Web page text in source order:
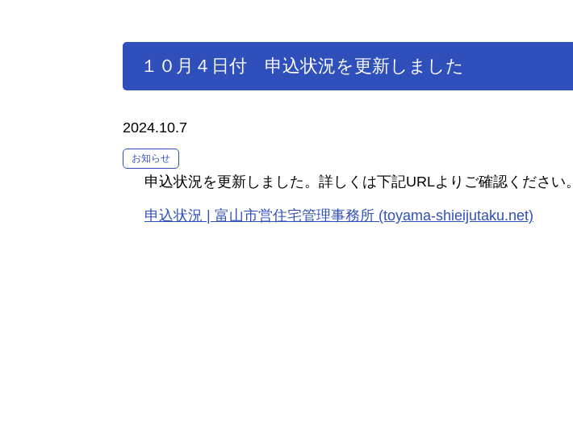
１０月４日付 申込状況を更新しました
2024.10.7
お知らせ
申込状況を更新しました。詳しくは下記URLよりご確認ください。
申込状況 | 富山市営住宅管理事務所 (toyama-shieijutaku.net)